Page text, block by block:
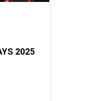
2025